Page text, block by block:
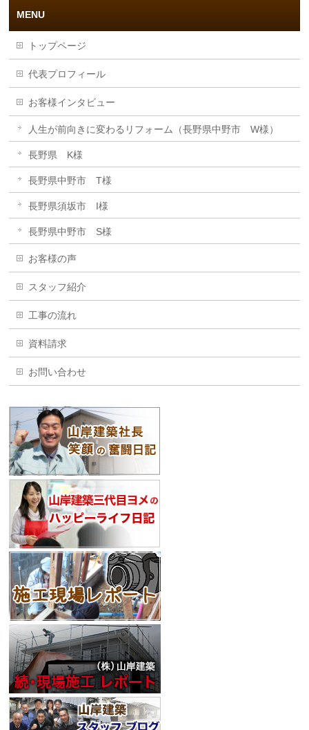
MENU
トップページ
代表プロフィール
お客様インタビュー
人生が前向きに変わるリフォーム（長野県中野市 W様）
長野県 K様
長野県中野市 T様
長野県須坂市 I様
長野県中野市 S様
お客様の声
スタッフ紹介
工事の流れ
資料請求
お問い合わせ